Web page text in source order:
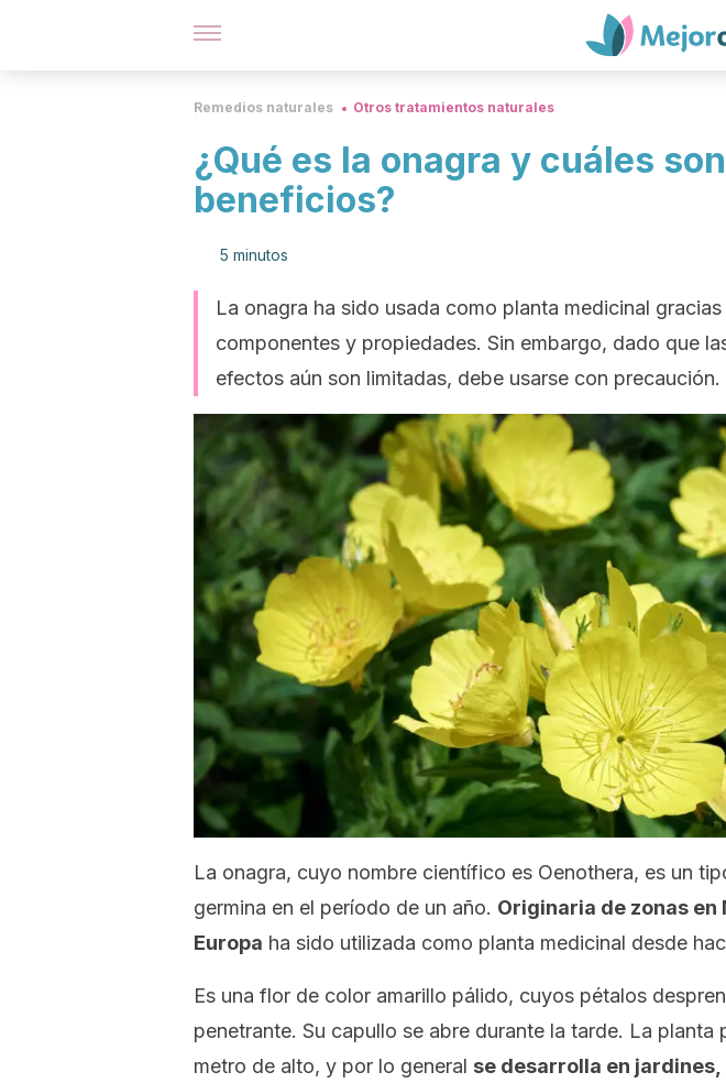
Remedios naturales Otros tratamientos naturales
¿Qué es la onagra y cuáles
beneficios?
5 minutos
La onagra ha sido usada como planta medicinal
componentes y propiedades. Sin embargo, dado que
efectos aún son limitadas, debe usarse con precaución.
La onagra, cuyo nombre científico es Oenothera, es un
germina en el período de un año. Originaria de zonas
Europa ha sido utilizada como planta medicinal desde
Es una flor de color amarillo pálido, cuyos pétalos
penetrante. Su capullo se abre durante la tarde. La planta
metro de alto, y por lo general se desarrolla en jardines,